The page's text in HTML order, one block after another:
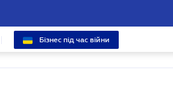
Бізнес під час війни